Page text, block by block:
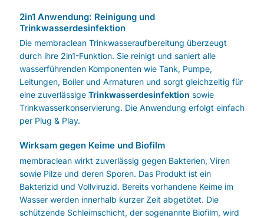
2in1 Anwendung: Reinigung und
Trinkwasserdesinfektion
Die membraclean Trinkwasseraufbereitung überzeugt
durch ihre 2in1-Funktion. Sie reinigt und saniert alle
wasserführenden Komponenten wie Tank, Pumpe,
Leitungen, Boiler und Armaturen und sorgt gleichzeitig für
eine zuverlässige Trinkwasserdesinfektion sowie
Trinkwasserkonservierung. Die Anwendung erfolgt einfach
per Plug & Play.
Wirksam gegen Keime und Biofilm
membraclean wirkt zuverlässig gegen Bakterien, Viren
sowie Pilze und deren Sporen. Das Produkt ist ein
Bakterizid und Vollviruzid. Bereits vorhandene Keime im
Wasser werden innerhalb kurzer Zeit abgetötet. Die
schützende Schleimschicht, der sogenannte Biofilm, wird